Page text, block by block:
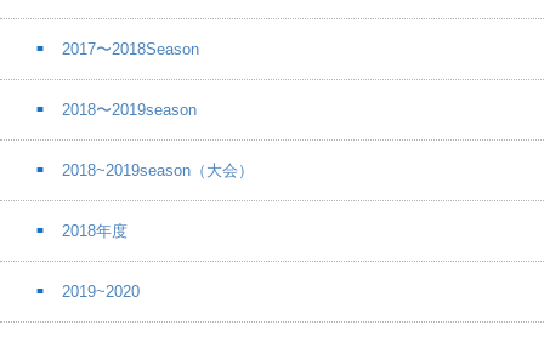
2017〜2018Season
2018〜2019season
2018~2019season（大会）
2018年度
2019~2020